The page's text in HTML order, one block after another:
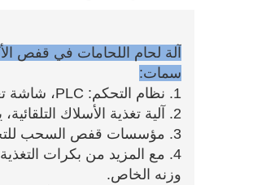
آلة لحام اللحامات في قفص
سمات:
1. نظام التحكم: PLC، شاشة تعمل باللمس، العاكس.
2. آلية تغذية الأسلاك التلقائية، يمكن تعديل المسافة عبر الإنترنت، الخطأ صغير، جودة صب عالية.
3. مؤسسات قفص السحب للتحكم في التردد ، دقة تشغيل عالية.
4. مع المزيد من بكرات
وزنه الخاص.